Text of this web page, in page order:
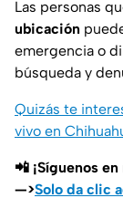
Las personas
ubicación
emergencia o
búsqueda y
Quizás te
vivo en
📲 ¡Síguenos
—>Solo da clic